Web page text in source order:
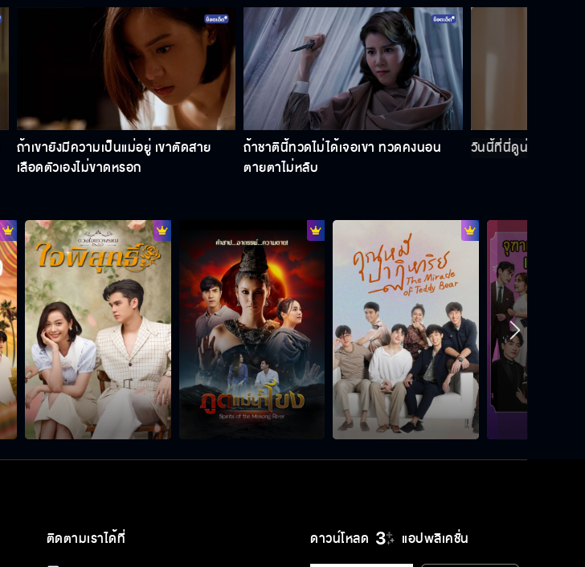
Behind the scene ใจพิสุทธิ์ EP.9
Behind the scene ใจพิสุทธิ์ EP.7
Behind the scene ใจพิสุทธิ์ EP.6
Behind the scene ใจพิสุทธิ์ EP.5
ถ้าเขายังมีความเป็นแม่อยู่ เขาตัดสาย
เลือดตัวเองไม่ขาดหรอก
ถ้าชาตินี้ทวดไม่ได้เจอเขา ทวดคงนอน
ตายตาไม่หลับ
วันนี้ที่นี่ดูน่าอึดอัดม
ดาวน์โหลด แอปพลิเคชั่น
ติดตามเราได้ที่